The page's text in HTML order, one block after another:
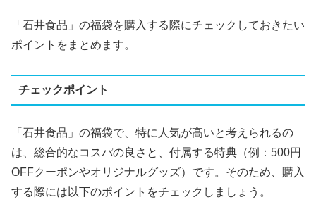
「石井食品」の福袋を購入する際にチェックしておきたい
ポイントをまとめます。
チェックポイント
「石井食品」の福袋で、特に人気が高いと考えられるの
は、総合的なコスパの良さと、付属する特典（例：500円
OFFクーポンやオリジナルグッズ）です。そのため、購入
する際には以下のポイントをチェックしましょう。